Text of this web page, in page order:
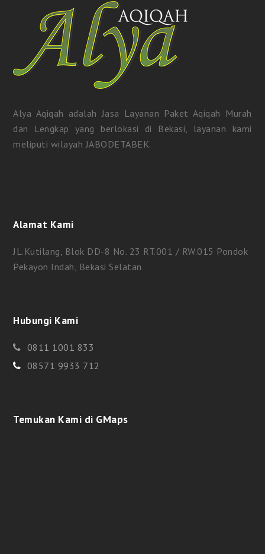
Alya Aqiqah adalah Jasa Layanan Paket Aqiqah Murah
dan Lengkap yang berlokasi di Bekasi, layanan kami
meliputi wilayah JABODETABEK.
Alamat Kami
JL.Kutilang, Blok DD-8 No. 23 RT.001 / RW.015 Pondok
Pekayon Indah, Bekasi Selatan
Hubungi Kami
0811 1001 833
08571 9933 712
Temukan Kami di GMaps